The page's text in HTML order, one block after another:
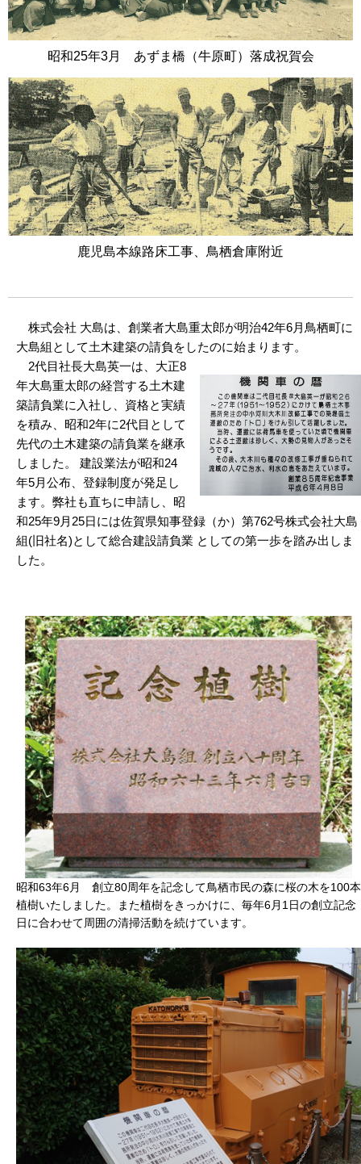
昭和25年3月 あずま橋（牛原町）落成祝賀会
鹿児島本線路床工事、鳥栖倉庫附近
株式会社 大島は、創業者大島重太郎が明治42年6月鳥栖町に
大島組として土木建築の請負をしたのに始まります。
2代目社長大島英一は、大正8
年大島重太郎の経営する土木建
築請負業に入社し、資格と実績
を積み、昭和2年に2代目として
先代の土木建築の請負業を継承
しました。 建設業法が昭和24
年5月公布、登録制度が発足し
ます。弊社も直ちに申請し、昭
和25年9月25日には佐賀県知事登録（か）第762号株式会社大島
組(旧社名)として総合建設請負業 としての第一歩を踏み出しま
した。
昭和63年6月 創立80周年を記念して鳥栖市民の森に桜の木を100本
植樹いたしました。また植樹をきっかけに、毎年6月1日の創立記念
日に合わせて周囲の清掃活動を続けています。